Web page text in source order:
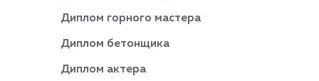
Диплом горного мастера
Диплом бетонщика
Диплом актера